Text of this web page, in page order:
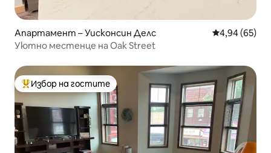
Апартамент – Уисконсин Делс Средна
4,94 (65)
Уютно местенце на Oak Street
Най-популярен избор на гостите
Избор на гостите